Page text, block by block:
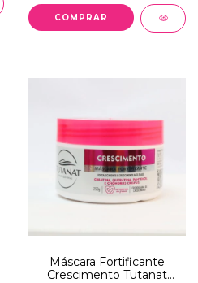
Máscara Fortificante
Crescimento Tutanat